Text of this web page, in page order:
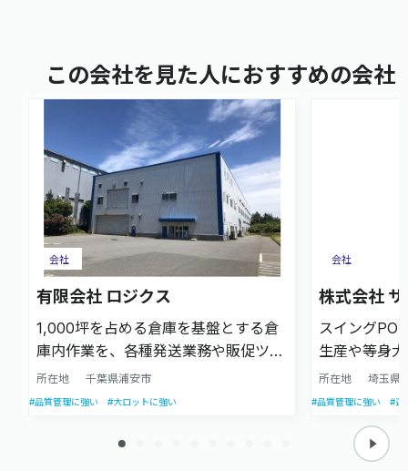
この会社を見た人におすすめの会社
有限会社 ロジクス
1,000坪を占める倉庫を基盤とする倉
庫内作業を、各種発送業務や販促ツー
ルのアセンブリ業務を請け負います。
プライバシーマークも取得しており、
所在地 千葉県浦安市
会社
#品質管理に強い #大ロットに強い
株式会社
スイング
生産や等身
製作まで、
す。また、
請け負いま
所在地 埼玉県
会社
#品質管理に強い #運